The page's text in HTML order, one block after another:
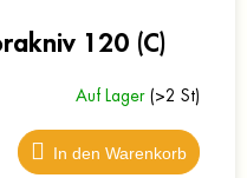
120 (C)
Auf Lager (>2 St)
In den Warenkorb